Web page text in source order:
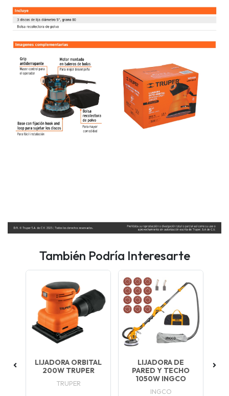
También Podría Interesarte
LIJADORA ORBITAL
200W TRUPER
TRUPER
LIJADORA DE
PARED Y TECHO
1050W INGCO
INGCO